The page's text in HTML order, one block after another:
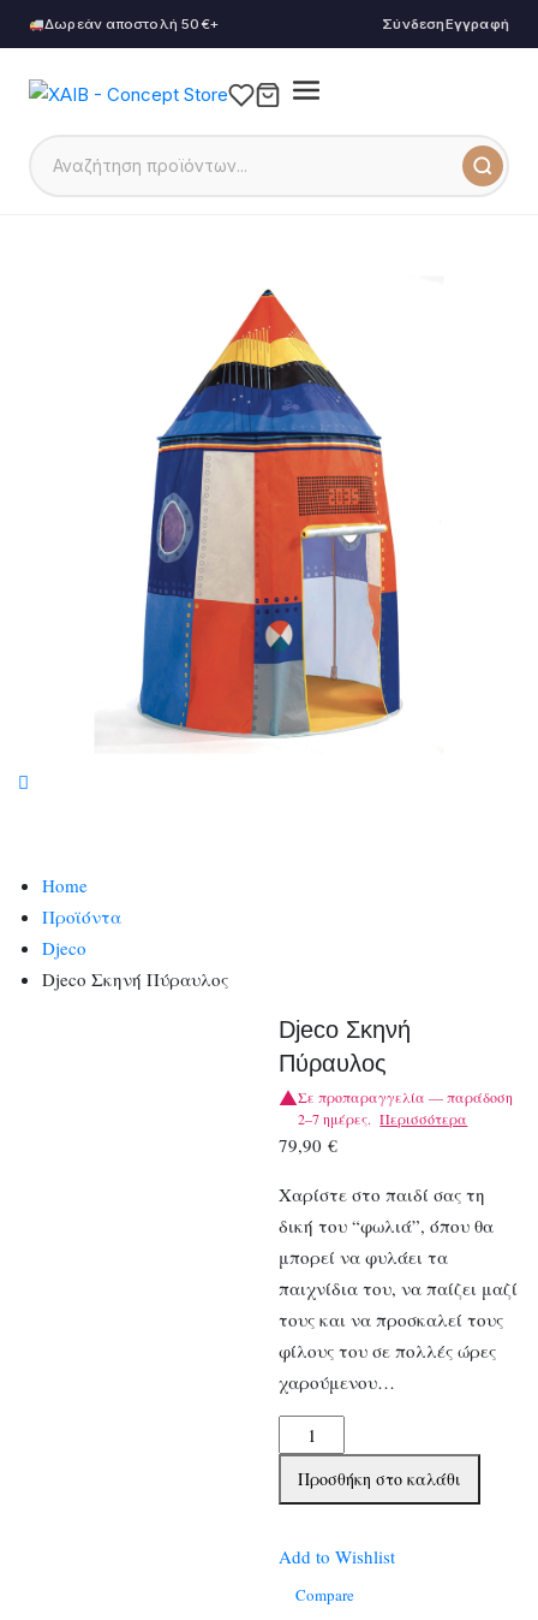
Δωρεάν αποστολή 50€+ ΣύνδεσηΕγγραφή
Home
Προϊόντα
Djeco
Djeco Σκηνή Πύραυλος
Djeco Σκηνή
Πύραυλος
Σε προπαραγγελία — παράδοση
2–7 ημέρες. Περισσότερα
79,90€
Χαρίστε στο παιδί σας τη
δική του “φωλιά”, όπου θα
μπορεί να φυλάει τα
παιχνίδια του, να παίζει μαζί
τους και να προσκαλεί τους
φίλους του σε πολλές ώρες
χαρούμενου…
Djeco
Σκηνή
Πύραυλος
Προσθήκη στο καλάθι
Add to Wishlist
Compare